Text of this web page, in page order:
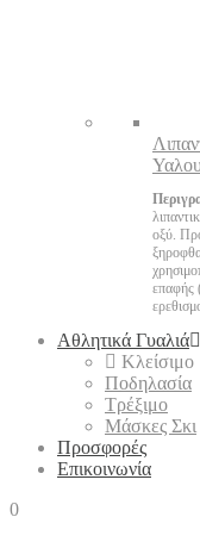
οξύ.
επαφής
Αθλητικά Γυαλιά
Κλείσιμο
Ποδηλασία
Τρέξιμο
Μάσκες Σκι
Προσφορές
Επικοινωνία
0